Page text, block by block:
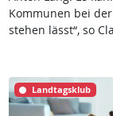
Kommunen bei
stehen lässt“, so
Landtagsklub